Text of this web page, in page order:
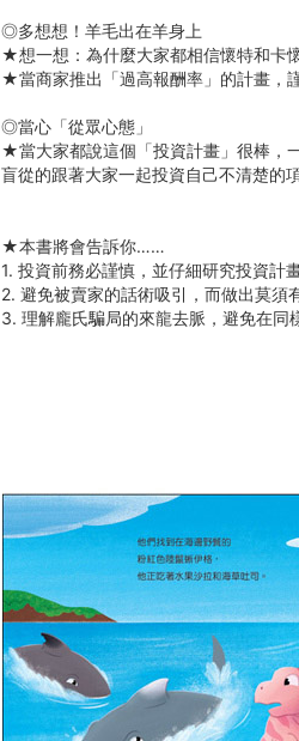
◎多想想！羊毛出在羊身上
★想一想：為什麼大家都相信懷特和卡
★當商家推出「過高報酬率」的計畫，
◎當心「從眾心態」
★當大家都說這個「投資計畫」很棒，
盲從的跟著大家一起投資自己不清楚的
★本書將會告訴你……
1. 投資前務必謹慎，並仔細研究投資計
2. 避免被賣家的話術吸引，而做出莫須
3. 理解龐氏騙局的來龍去脈，避免在同